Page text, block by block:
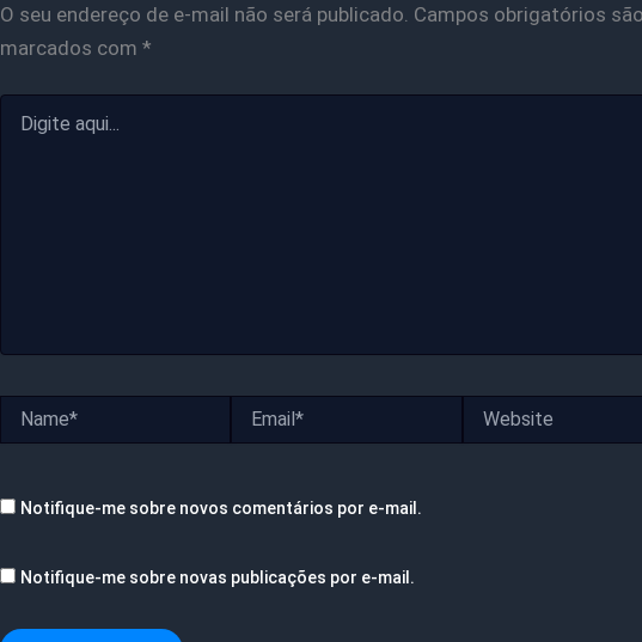
O seu endereço de e-mail não será publicado. Campos obrigatórios são
marcados com *
aqui...
Notifique-me sobre novos comentários por e-mail.
Notifique-me sobre novas publicações por e-mail.